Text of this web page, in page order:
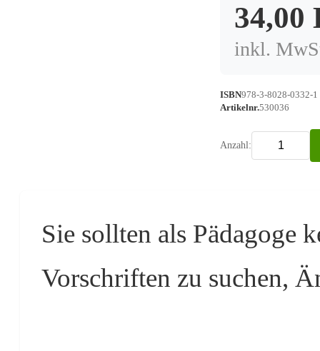
34,00
inkl.
ISBN978-3-8028-0332-
Artikelnr.530036
Anzahl:
Sie sollten als Pädagoge
Vorschriften zu suchen,